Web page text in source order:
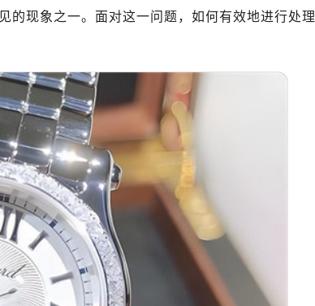
8层805室（需提前预约）
中央广场）A1座办公楼14层14-07室（需提前预约）
象城）15层1508室（需提前预约）
704室（需提前预约）
厦南塔15层1507室（需提前预约）
室（需提前预约）
地）1座30层30-05室（需提前预约）
层1104室（需提前预约）
509室（需提前预约）
室（需提前预约）
室（需提前预约）
楼10层1013室（需提前预约）
需提前预约）
的现象之一。面对这一问题，如何有效地进行处理